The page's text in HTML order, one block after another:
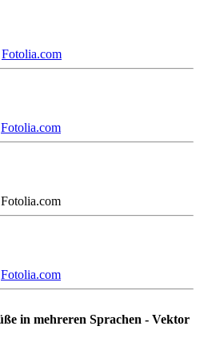
Fotolia.com
Fotolia.com
Fotolia.com
in mehreren Sprachen - Vektor